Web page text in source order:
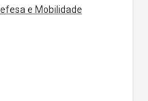
e Mobilidade